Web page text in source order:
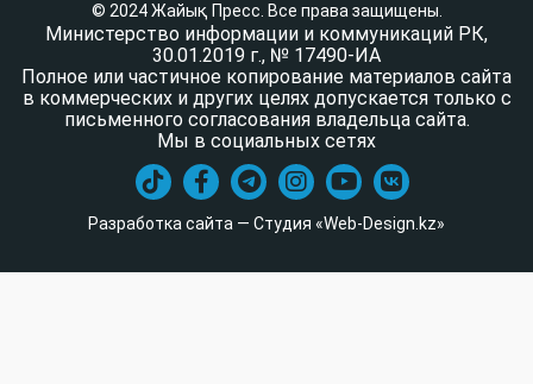
© 2024 Жайық Пресс. Все права защищены.
Министерство информации и коммуникаций РК,
30.01.2019 г., № 17490-ИА
Полное или частичное копирование материалов сайта
в коммерческих и других целях допускается только с
письменного согласования владельца сайта.
Мы в социальных сетях
Разработка сайта — Студия «Web-Design.kz»